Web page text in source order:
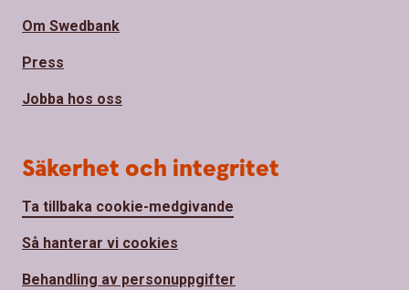
Om Swedbank
Press
Jobba hos oss
Säkerhet och integritet
Ta tillbaka cookie-medgivande
Så hanterar vi cookies
Behandling av personuppgifter